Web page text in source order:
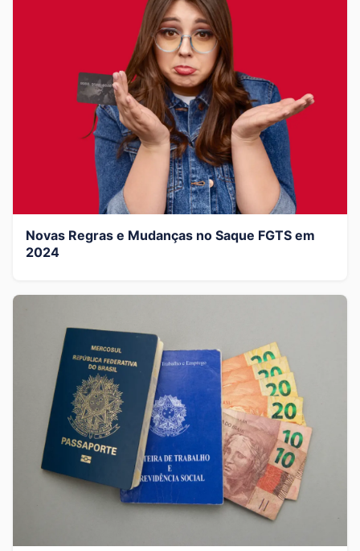
Novas Regras e Mudanças no Saque FGTS em
2024